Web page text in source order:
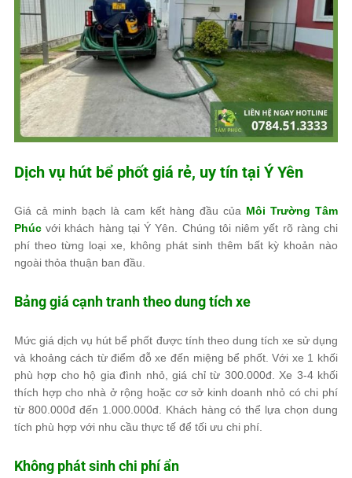
Dịch vụ hút bể phốt giá rẻ, uy tín tại Ý Yên
Giá cả minh bạch là cam kết hàng đầu của Môi Trường Tâm
Phúc với khách hàng tại Ý Yên. Chúng tôi niêm yết rõ ràng chi
phí theo từng loại xe, không phát sinh thêm bất kỳ khoản nào
ngoài thỏa thuận ban đầu.
Bảng giá cạnh tranh theo dung tích xe
Mức giá dịch vụ hút bể phốt được tính theo dung tích xe sử dụng
và khoảng cách từ điểm đỗ xe đến miệng bể phốt. Với xe 1 khối
phù hợp cho hộ gia đình nhỏ, giá chỉ từ 300.000đ. Xe 3-4 khối
thích hợp cho nhà ở rộng hoặc cơ sở kinh doanh nhỏ có chi phí
từ 800.000đ đến 1.000.000đ. Khách hàng có thể lựa chọn dung
tích phù hợp với nhu cầu thực tế để tối ưu chi phí.
Không phát sinh chi phí ẩn